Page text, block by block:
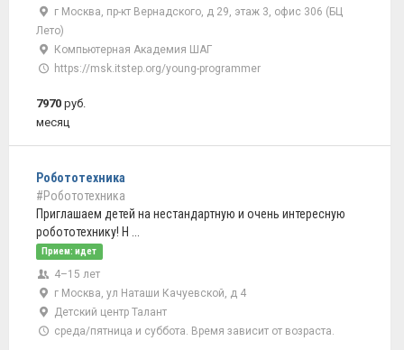
г Москва, пр-кт Вернадского, д 29, этаж 3, офис 306 (БЦ
Лето)
Компьютерная Академия ШАГ
https://msk.itstep.org/young-programmer
7970 руб.
месяц
Робототехника
#Робототехника
Приглашаем детей на нестандартную и очень интересную
робототехнику! Н ...
Прием: идет
4–15 лет
г Москва, ул Наташи Качуевской, д 4
Детский центр Талант
среда/пятница и суббота. Время зависит от возраста.